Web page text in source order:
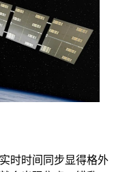
时时间同步显得格外